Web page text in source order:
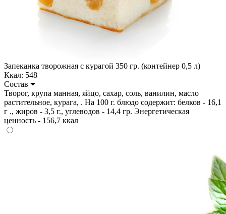
Запеканка творожная с курагой 350 гр. (контейнер 0,5 л)
Ккал: 548
Состав
Творог, крупа манная, яйцо, сахар, соль, ванилин, масло
растительное, курага, . На 100 г. блюдо содержит: белков - 16,1
г ., жиров - 3,5 г., углеводов - 14,4 гр. Энергетическая
ценность - 156,7 ккал